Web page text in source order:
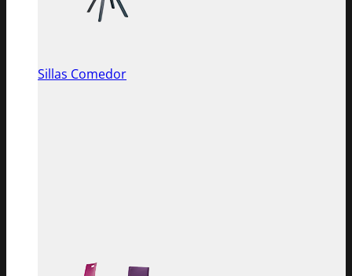
Sillas Comedor